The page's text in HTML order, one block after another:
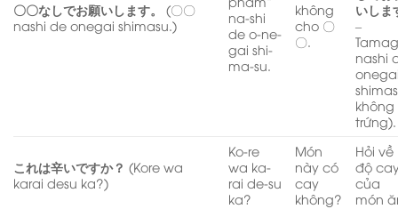
〇〇なしでお願いします。
(〇〇
nashi de onegai shimasu.)
na-shi
de o-ne-
gai shi-
ma-su.
không
cho 〇
〇.
いしま
–
nashi
không
trứng).
これは辛いですか？ (Kore wa
karai desu ka?)
Ko-re
wa ka-
rai de-su
ka?
Món
này có
cay
không?
Hỏi về
độ
của
món